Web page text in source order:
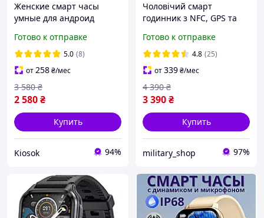
Женские смарт часы
умные для андроид
водонепроницаемые с
круглым циферблатом
металл качественные
Готово к отправке
5.0 (8)
от258₴/мес
2 580₴
3 580 ₴
Купить
Kiosok 94%
Чоловічий смарт
годинник з NFC, GPS та
розумний з динаміком і
мікрофоном для андроід
та iOS
Готово к отправке
4.8 (25)
от339₴/мес
3 390₴
4 390 ₴
Купить
military_shop 97%